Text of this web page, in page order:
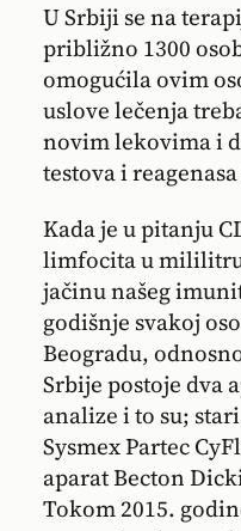
U Srbiji se na
približno 1300
omogućila ovim
uslove lečenja
novim lekovima i
testova i
Kada je u pitanju
limfocita u
jačinu našeg
godišnje svakoj
Beogradu,
Srbije postoje dva
analize i to su;
Sysmex Partec
aparat Becton
Tokom 2015.